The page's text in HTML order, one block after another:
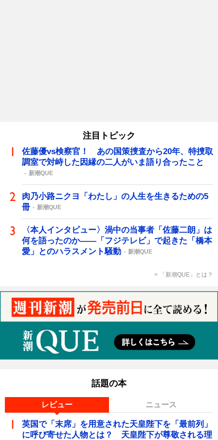
注目トピック
佐藤優vs検察官！ あの国策捜査から20年、特捜取
調室で対峙した因縁の二人がいま語り合ったこと
新潮QUE
肉乃小路ニクヨ「わたし」の人生を生きるための5
冊
新潮QUE
〈本人インタビュー〉渦中の当事者「佐藤二朗」は
何を語ったのか――「フジテレビ」で起きた「橋本
愛」とのハラスメント騒動
新潮QUE
「新潮QUE」とは？
話題の本
レビュー ニュース
英国で「末席」を用意された天皇陛下を「最前列」
に呼び寄せた人物とは？ 天皇陛下が尊敬される理